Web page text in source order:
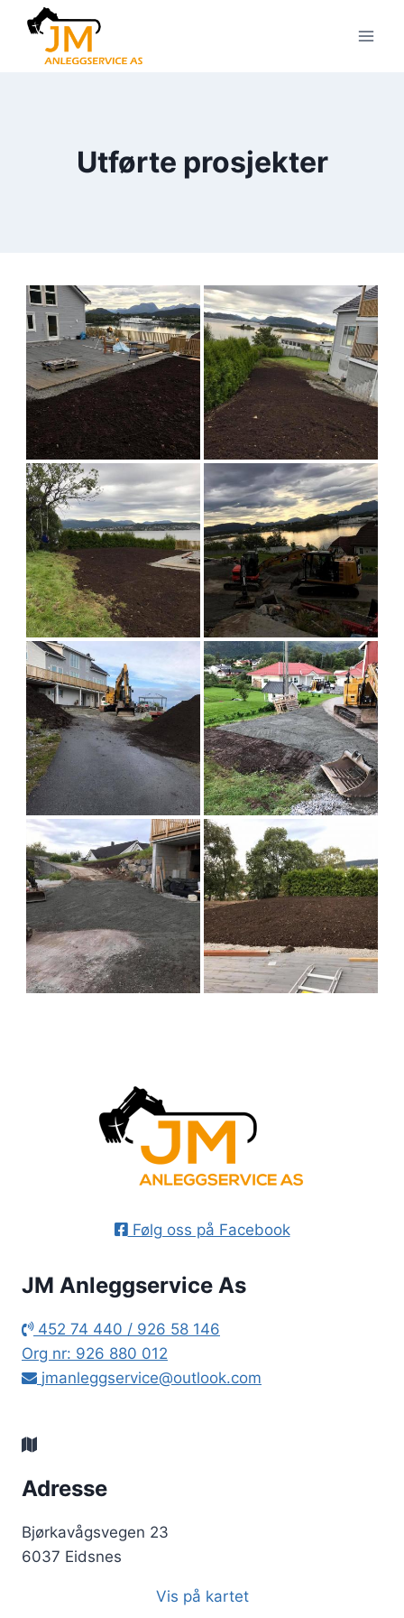
content
Utførte prosjekter
Følg oss på Facebook
JM Anleggservice As
452 74 440 / 926 58 146
Org nr: 926 880 012
jmanleggservice@outlook.com
Adresse
Bjørkavågsvegen 23
6037 Eidsnes
Vis på kartet